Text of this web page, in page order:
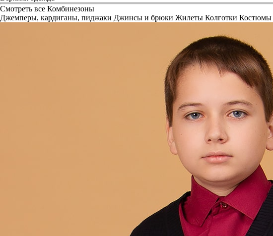
Смотреть все Комбинезоны
Джемперы, кардиганы, пиджаки Джинсы и брюки Жилеты Колготки Костюмы